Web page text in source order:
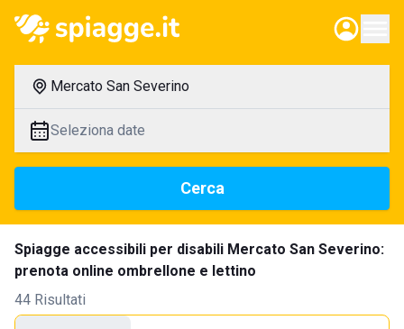
Mercato San Severino
Seleziona date
Cerca
Spiagge accessibili per disabili Mercato San Severino:
prenota online ombrellone e lettino
44 Risultati